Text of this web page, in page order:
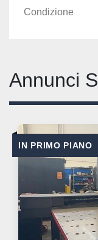
Condizione
Annunci
IN PRIMO PIANO